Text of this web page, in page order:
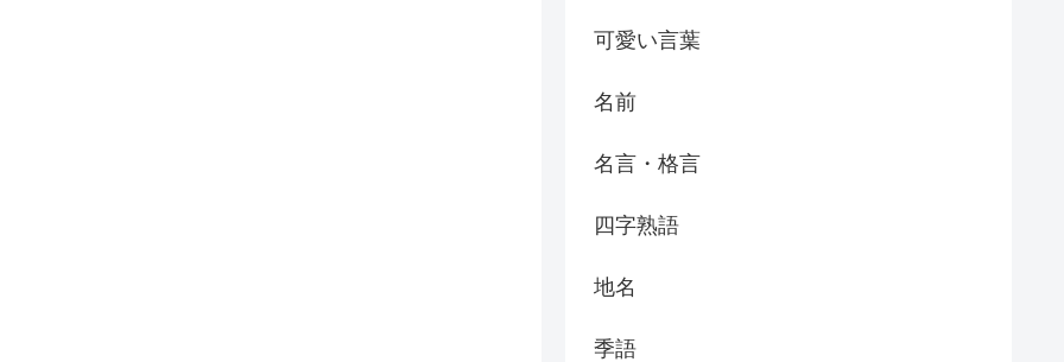
可愛い言葉
名前
名言・格言
四字熟語
地名
季語